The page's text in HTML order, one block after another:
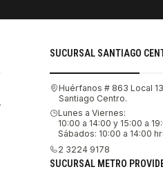
SUCURSAL SANTIAGO
Huérfanos # 863 Local
Santiago Centro.
Lunes a Viernes:
10:00 a 14:00 y 15:00 a
Sábados: 10:00 a 14:00
2 3224 9178
SUCURSAL METRO